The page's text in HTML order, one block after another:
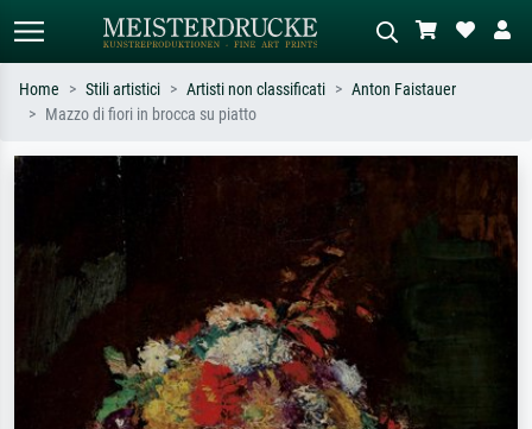
Cerca per artista, titolo o stile – es.
Monet, Notte stellata,
Impressionismo, onda di Hokusai,
nudo.
Descrivi la scena – es. prato verde,
astratto con molto rosso, dipinto a
olio scuro, nudo in piedi vicino a un
Home Stili artistici Artisti non classificati
Anton Faistauer
Mazzo di fiori in brocca su piatto